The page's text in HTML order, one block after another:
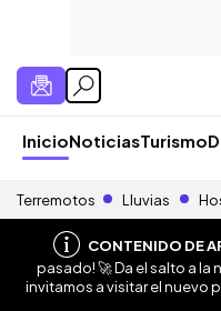
InicioNoticiasTurismo
Terremotos Lluvias
CONTENIDO DE
pasado! 🚀 Da el salto a la
invitamos a visitar el nuevo